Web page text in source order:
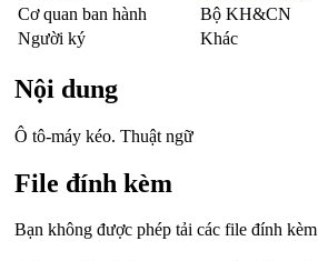
Cơ quan ban hành
Bộ KH&CN
Người ký
Khác
Nội dung
Ô tô-máy kéo. Thuật ngữ
File đính kèm
Bạn không được phép tải các file đính kèm